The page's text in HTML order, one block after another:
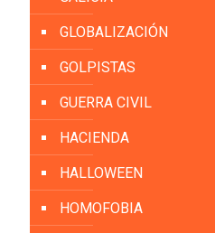
GLOBALIZACIÓN
GOLPISTAS
GUERRA CIVIL
HACIENDA
HALLOWEEN
HOMOFOBIA